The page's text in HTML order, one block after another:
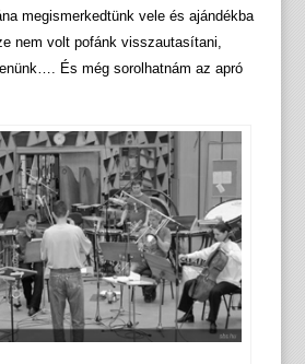
megismerkedtünk vele és ajándékba
nem volt pofánk visszautasítani,
És még sorolhatnám az apró